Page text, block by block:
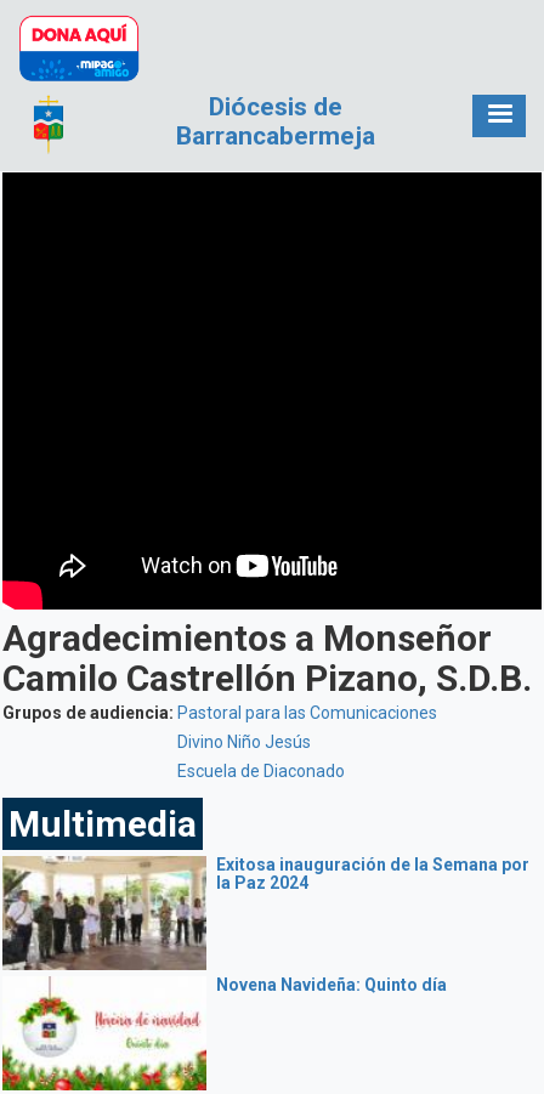
Pasar al contenido principal
Diócesis de
Barrancabermeja
Agradecimientos a Monseñor
Camilo Castrellón Pizano, S.D.B.
Grupos de audiencia: Pastoral para las Comunicaciones
Divino Niño Jesús
Escuela de Diaconado
Multimedia
Exitosa inauguración de la Semana por
la Paz 2024
Novena Navideña: Quinto día